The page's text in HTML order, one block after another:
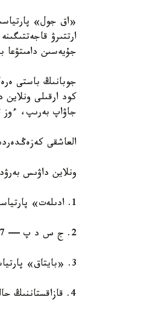
«اق جول»
ارتتىرۋ
جۇيەسىن دامىتۋعا
كود ارقىلى
جاۋاپ بەرىپ، ءوز
العاشقى
ونلاين داۋىس
1. ادىلەت» پارتياسى — 42،53%؛
2. ج س د پ — 9،57%؛
3. «بايتاق» پارتياسى — 1،32%؛
4. قازاقستاننىڭ حالىق پارتياسى — 10،13%؛